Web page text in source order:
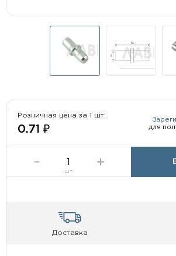
Розничная цена за 1 шт:
0.71 ₽
для
шт
Доставка